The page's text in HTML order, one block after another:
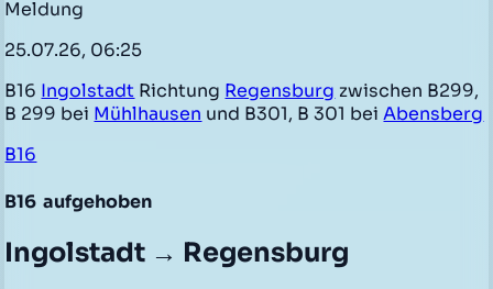
Meldung
25.07.26, 06:25
B16 Ingolstadt Richtung Regensburg zwischen B299,
B 299 bei Mühlhausen und B301, B 301 beiAbensberg
B16
B16 aufgehoben
Ingolstadt → Regensburg